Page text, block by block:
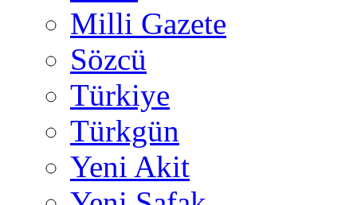
Milli Gazete
Sözcü
Türkiye
Türkgün
Yeni Akit